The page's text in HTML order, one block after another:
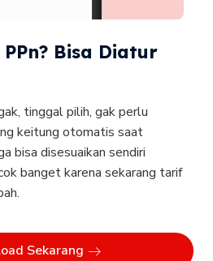
Bisa Diatur
tinggal pilih, gak perlu
keitung otomatis saat
bisa disesuaikan sendiri
banget karena sekarang tarif
Sekarang